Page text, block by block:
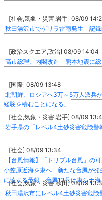
[社会,気象・災害,岩手] 08/09
秋田湯沢市でゲリラ雷雨発生 記録
[政治スクエア,政治] 08/09 14:04
高市総理、内閣改造「熊本地震に
[国際] 08/09 13:48
北朝鮮、ロシアへ3万～5万人派
経験を積むことになる」
[社会,気象・災害,岩手] 08/09
岩手県の「レベル4土砂災害危険
[社会] 08/09 13:34
【台風情報】「トリプル台風」
小笠原近海を東へ 新たな台風が
に達する予報 台風13号は東シナ海
[社会,気象・災害,秋田] 08/09
秋田湯沢市にレベル4土砂災害危